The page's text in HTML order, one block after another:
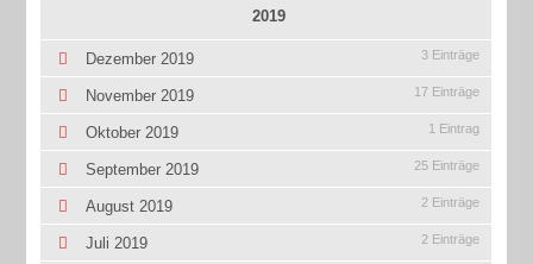
2019
Dezember 2019 3 Einträge
November 2019 17 Einträge
Oktober 2019 1 Eintrag
September 2019 25 Einträge
August 2019 2 Einträge
Juli 2019 2 Einträge